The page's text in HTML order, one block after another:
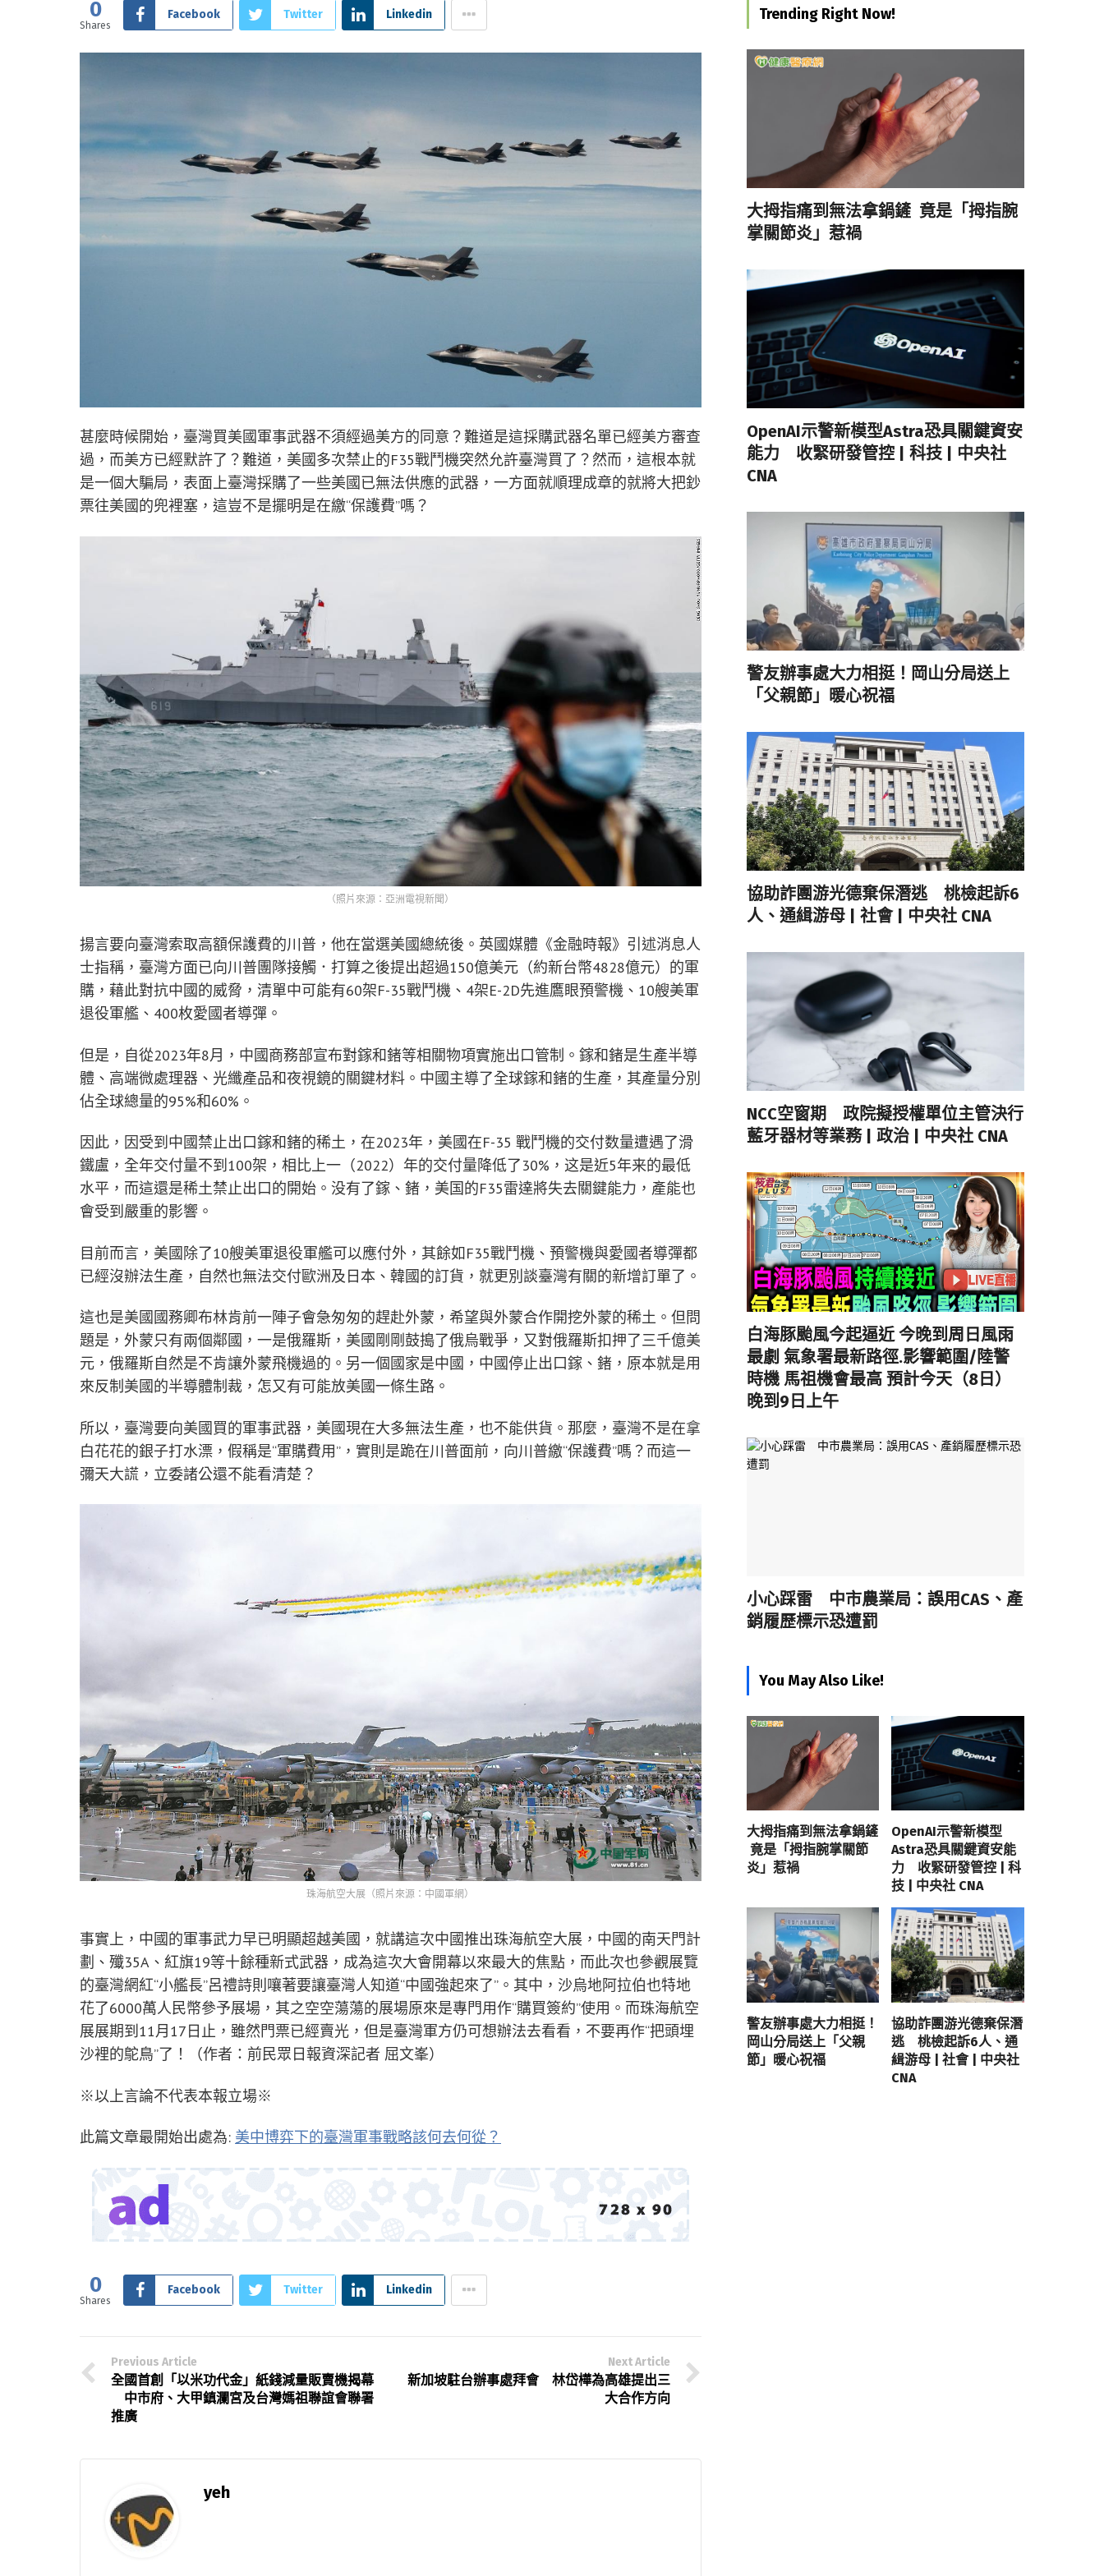
0
Shares
Facebook Twitter Linkedin
甚麼時候開始，臺灣買美國軍事武器不須經過美方的同意？難道是這採購武器名單已經美方審查
過，而美方已經默許了？難道，美國多次禁止的F35戰鬥機突然允許臺灣買了？然而，這根本就
是一個大騙局，表面上臺灣採購了一些美國已無法供應的武器，一方面就順理成章的就將大把鈔
票往美國的兜裡塞，這豈不是擺明是在繳“保護費”嗎？
（照片來源：亞洲電視新聞）
揚言要向臺灣索取高額保護費的川普，他在當選美國總統後。英國媒體《金融時報》引述消息人
士指稱，臺灣方面已向川普團隊接觸．打算之後提出超過150億美元（約新台幣4828億元）的軍
購，藉此對抗中國的威脅，清單中可能有60架F-35戰鬥機、4架E-2D先進鷹眼預警機、10艘美軍
退役軍艦、400枚愛國者導彈。
但是，自從2023年8月，中國商務部宣布對鎵和鍺等相關物項實施出口管制。鎵和鍺是生產半導
體、高端微處理器、光纖產品和夜視鏡的關鍵材料。中國主導了全球鎵和鍺的生產，其產量分別
佔全球總量的95%和60%。
因此，因受到中國禁止出口鎵和鍺的稀土，在2023年，美國在F-35 戰鬥機的交付数量遭遇了滑
鐵盧，全年交付量不到100架，相比上一（2022）年的交付量降低了30%，这是近5年来的最低
水平，而這還是稀土禁止出口的開始。没有了鎵、鍺，美国的F35雷達將失去關鍵能力，產能也
會受到嚴重的影響。
目前而言，美國除了10艘美軍退役軍艦可以應付外，其餘如F35戰鬥機、預警機與愛國者導彈都
已經沒辦法生產，自然也無法交付歐洲及日本、韓國的訂貨，就更別談臺灣有關的新增訂單了。
這也是美國國務卿布林肯前一陣子會急匆匆的趕赴外蒙，希望與外蒙合作開挖外蒙的稀土。但問
題是，外蒙只有兩個鄰國，一是俄羅斯，美國剛剛鼓搗了俄烏戰爭，又對俄羅斯扣押了三千億美
元，俄羅斯自然是不肯讓外蒙飛機過的。另一個國家是中國，中國停止出口鎵、鍺，原本就是用
來反制美國的半導體制裁，怎又有可能放美國一條生路。
所以，臺灣要向美國買的軍事武器，美國現在大多無法生產，也不能供貨。那麼，臺灣不是在拿
白花花的銀子打水漂，假稱是“軍購費用”，實則是跪在川普面前，向川普繳“保護費”嗎？而這一
彌天大謊，立委諸公還不能看清楚？
珠海航空大展（照片來源：中國軍網）
事實上，中國的軍事武力早已明顯超越美國，就講這次中國推出珠海航空大展，中國的南天門計
劃、殲35A、紅旗19等十餘種新式武器，成為這次大會開幕以來最大的焦點，而此次也參觀展覽
的臺灣網紅“小艦長”呂禮詩則嚷著要讓臺灣人知道“中國強起來了”。其中，沙烏地阿拉伯也特地
花了6000萬人民幣參予展場，其之空空蕩蕩的展場原來是專門用作“購買簽約”使用。而珠海航空
展展期到11月17日止，雖然門票已經賣光，但是臺灣軍方仍可想辦法去看看，不要再作“把頭埋
沙裡的鴕鳥”了！（作者：前民眾日報資深記者 屈文峯）
※以上言論不代表本報立場※
此篇文章最開始出處為: 美中博弈下的臺灣軍事戰略該何去何從？
0
Shares
Facebook Twitter Linkedin
Previous Article
全國首創「以米功代金」紙錢減量販賣機揭幕
中市府、大甲鎮瀾宮及台灣媽祖聯誼會聯署
推廣
Next Article
新加坡駐台辦事處拜會 林岱樺為高雄提出三
大合作方向
yeh
Trending Right Now!
大拇指痛到無法拿鍋鏟 竟是「拇指腕
掌關節炎」惹禍
OpenAI示警新模型Astra恐具關鍵資安
能力 收緊研發管控 | 科技 | 中央社
CNA
警友辦事處大力相挺！岡山分局送上
「父親節」暖心祝福
協助詐團游光德棄保潛逃 桃檢起訴6
人、通緝游母 | 社會 | 中央社 CNA
NCC空窗期 政院擬授權單位主管決行
藍牙器材等業務 | 政治 | 中央社 CNA
白海豚颱風今起逼近 今晚到周日風雨
最劇 氣象署最新路徑.影響範圍/陸警
時機 馬祖機會最高 預計今天（8日）
晚到9日上午
小心踩雷 中市農業局：誤用CAS、產
銷履歷標示恐遭罰
You May Also Like!
大拇指痛到無法拿鍋鏟
竟是「拇指腕掌關節
炎」惹禍
OpenAI示警新模型
Astra恐具關鍵資安能
力 收緊研發管控 | 科
技 | 中央社 CNA
警友辦事處大力相挺！
岡山分局送上「父親
節」暖心祝福
協助詐團游光德棄保潛
逃 桃檢起訴6人、通
緝游母 | 社會 | 中央社
CNA